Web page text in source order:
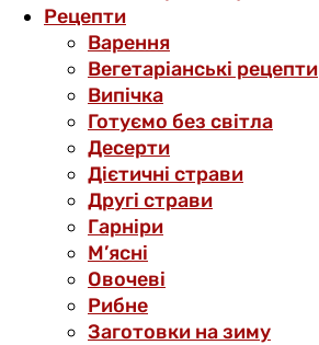
Рецепти
Варення
Вегетаріанські рецепти
Випічка
Готуємо без світла
Десерти
Дієтичні страви
Другі страви
Гарніри
М’ясні
Овочеві
Рибне
Заготовки на зиму